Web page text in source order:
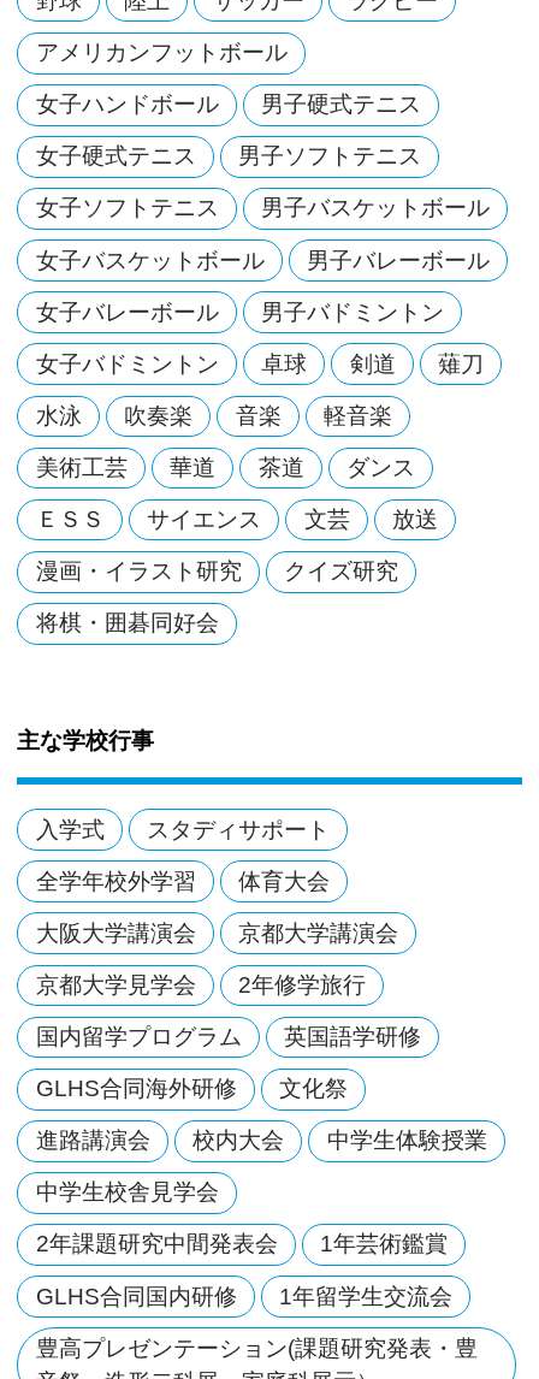
アメリカンフットボール
女子ハンドボール 男子硬式テニス
女子硬式テニス 男子ソフトテニス
女子ソフトテニス 男子バスケットボール
女子バスケットボール 男子バレーボール
女子バレーボール 男子バドミントン
女子バドミントン 卓球 剣道 薙刀
水泳 吹奏楽 音楽 軽音楽
美術工芸 華道 茶道 ダンス
ＥＳＳ サイエンス 文芸 放送
漫画・イラスト研究 クイズ研究
将棋・囲碁同好会
主な学校行事
入学式 スタディサポート
全学年校外学習 体育大会
大阪大学講演会 京都大学講演会
京都大学見学会 2年修学旅行
国内留学プログラム 英国語学研修
GLHS合同海外研修 文化祭
進路講演会 校内大会 中学生体験授業
中学生校舎見学会
2年課題研究中間発表会 1年芸術鑑賞
GLHS合同国内研修 1年留学生交流会
豊高プレゼンテーション(課題研究発表・豊